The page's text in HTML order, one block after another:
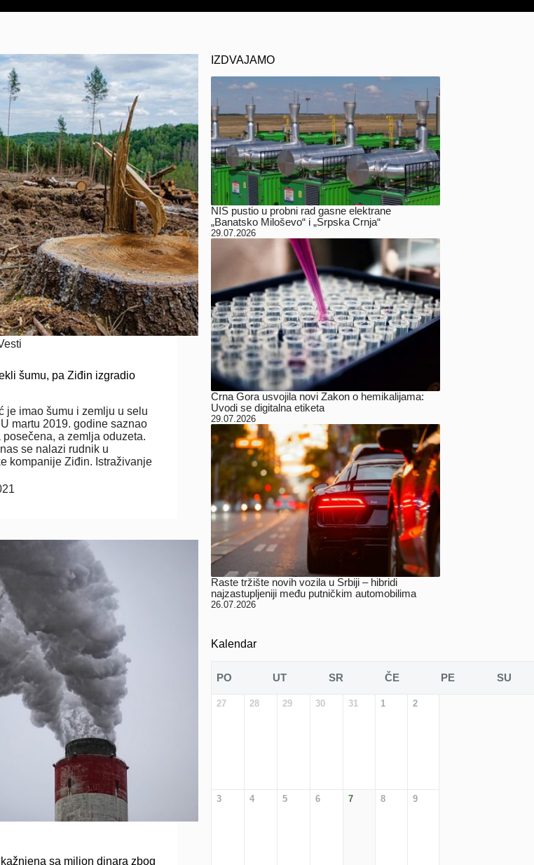
šumu, pa Ziđin izgradio
je imao šumu i zemlju u selu
martu 2019. godine saznao
posečena, a zemlja oduzeta.
se nalazi rudnik u
kompanije Ziđin. Istraživanje
sa milion dinara zbog
IZDVAJAMO
NIS pustio u probni rad gasne elektrane
„Banatsko Miloševo“ i „Srpska Crnja“
29.07.2026
Crna Gora usvojila novi Zakon o hemikalijama:
Uvodi se digitalna etiketa
29.07.2026
Raste tržište novih vozila u Srbiji – hibridi
najzastupljeniji među putničkim automobilima
26.07.2026
Kalendar
PO UT SR ČE PE SU
27 28 29 30 31 1 2
3 4 5 6 7 8 9